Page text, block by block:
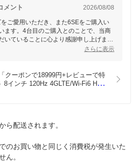
メント 2026/08/08
ご愛用いただき、また6SEをご購入い
ます。4台目のご購入とのことで、当商
いていることに心より感謝申し上げま
暗いと感じられた件について、ご不便を
手数ですが、ディスプレイ設定の「明る
と、さらに快適にお使いいただけるかも
客様の生活をさらに快適にするお手伝
いります。引き続きよろしくお願いいた
さらに表示
ーポンで18999円+レビューで特
8インチ 120Hz 4GLTE/Wi-Fi6 Helio
ら配送されます。
のお買い物と同じく消費税が発生いた
ん。